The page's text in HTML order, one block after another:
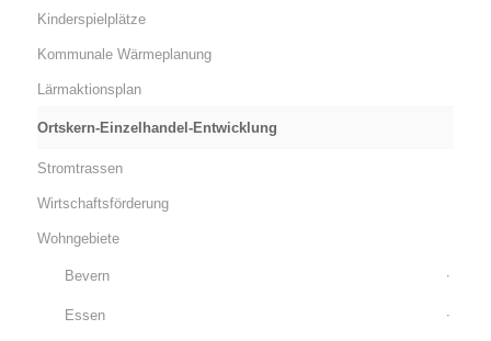
Kinderspielplätze
Kommunale Wärmeplanung
Lärmaktionsplan
Ortskern-Einzelhandel-Entwicklung
Stromtrassen
Wirtschaftsförderung
Wohngebiete
Bevern
Essen